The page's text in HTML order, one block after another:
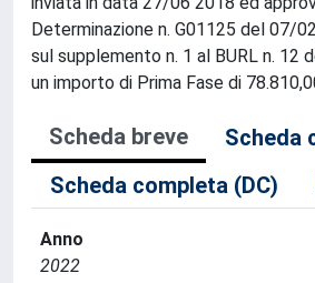
Determinazione n. G01125 del 07/
sul supplemento n. 1 al BURL n. 12
un importo di Prima Fase di
Scheda breve
Scheda
Scheda completa (DC)
Anno
2022